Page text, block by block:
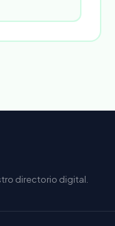
directorio digital.